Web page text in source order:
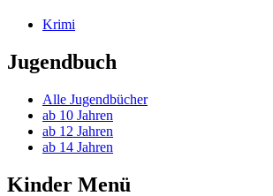
Krimi
Jugendbuch
Alle Jugendbücher
ab 10 Jahren
ab 12 Jahren
ab 14 Jahren
Kinder Menü